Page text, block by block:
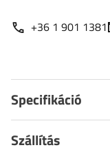
+36 1 901 1381
Specifikáció
Szállítás